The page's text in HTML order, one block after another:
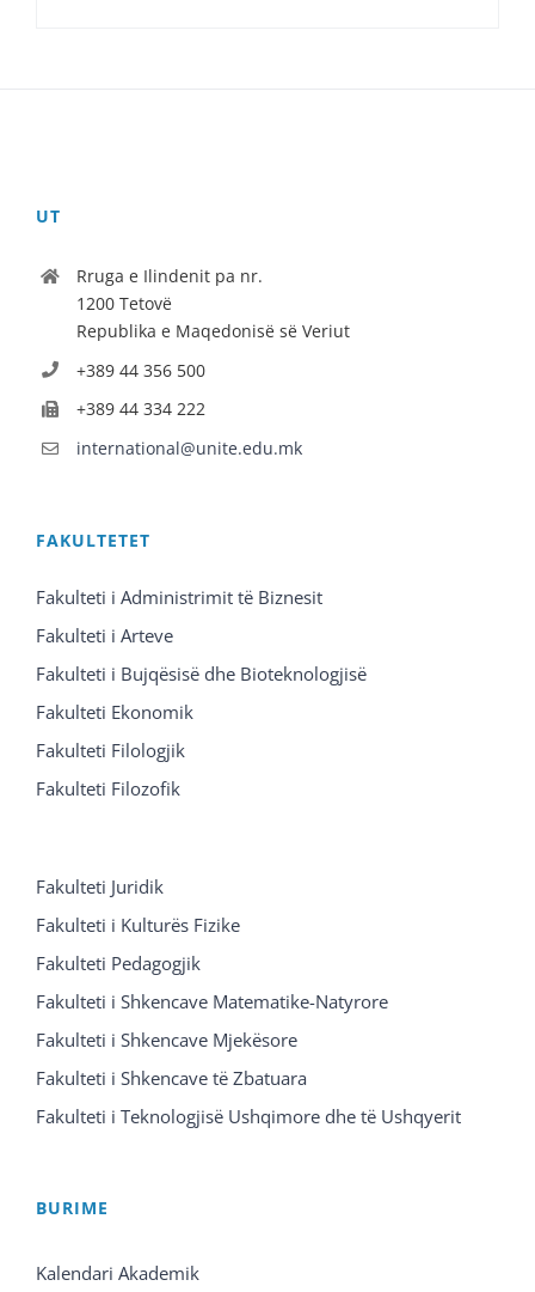
UT
Rruga e Ilindenit pa nr.
1200 Tetovë
Republika e Maqedonisë së Veriut
+389 44 356 500
+389 44 334 222
international@unite.edu.mk
FAKULTETET
Fakulteti i Administrimit të Biznesit
Fakulteti i Arteve
Fakulteti i Bujqësisë dhe Bioteknologjisë
Fakulteti Ekonomik
Fakulteti Filologjik
Fakulteti Filozofik
Fakulteti Juridik
Fakulteti i Kulturës Fizike
Fakulteti Pedagogjik
Fakulteti i Shkencave Matematike-Natyrore
Fakulteti i Shkencave Mjekësore
Fakulteti i Shkencave të Zbatuara
Fakulteti i Teknologjisë Ushqimore dhe të Ushqyerit
BURIME
Kalendari Akademik